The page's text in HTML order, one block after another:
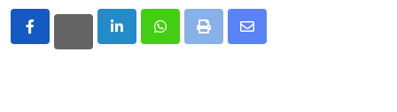
LinkedInWhatsappPrint
Share